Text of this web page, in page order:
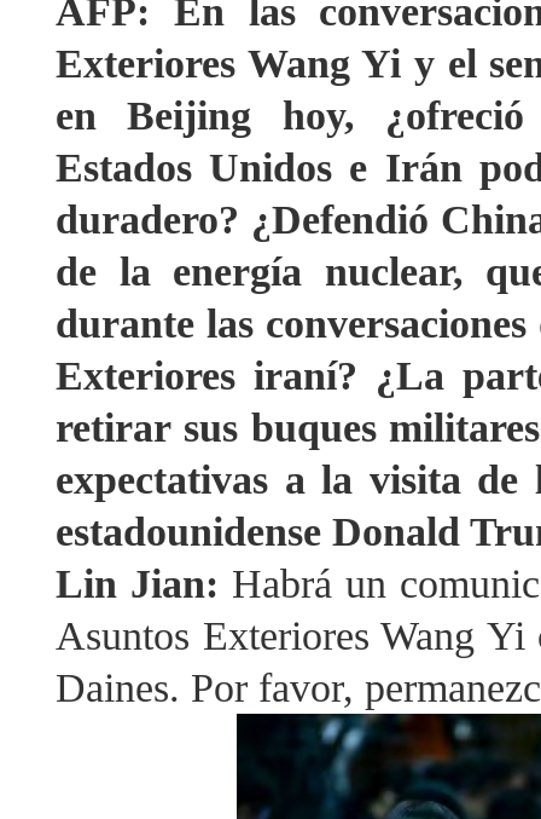
AFP: En las
Exteriores Wang Yi y el
en Beijing hoy, ¿ofreció
Estados Unidos e Irán
duradero? ¿Defendió
de la energía nuclear,
durante las
Exteriores iraní? ¿La
retirar sus buques
expectativas a la visita de
estadounidense Donald
Lin Jian: Habrá un
Asuntos Exteriores Wang Yi
Daines. Por favor,